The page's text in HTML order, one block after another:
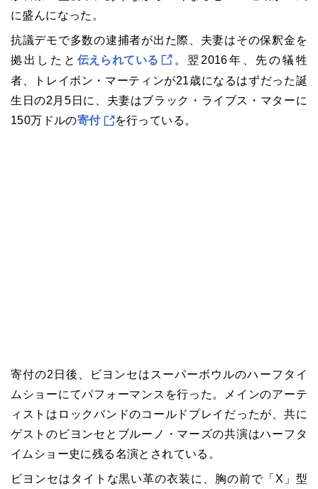
に盛んになった。
抗議デモで多数の逮捕者が出た際、夫妻はその保釈金を
拠出したと 伝えられている
。翌2016年、先の犠牲
者、トレイボン・マーティンが21歳になるはずだった誕
生日の2月5日に、夫妻はブラック・ライブス・マターに
150万ドルの寄付 を行っている。
寄付の2日後、ビヨンセはスーパーボウルのハーフタイ
ムショーにてパフォーマンスを行った。メインのアーテ
ィストはロックバンドのコールドプレイだったが、共に
ゲストのビヨンセとブルーノ・マーズの共演はハーフタ
イムショー史に残る名演とされている。
ビヨンセはタイトな黒い革の衣装に、胸の前で「X」型